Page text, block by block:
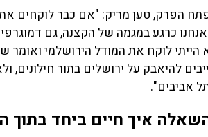
הפרק, טען מריק: "אם כבר לוקחים את
כרגע במגמה של הקצנה, גם
הייתי לוקח את המודל הירושלמי ואומר
להיאבק על ירושלים בתור
אביבים".
איך חיים ביחד בתוך